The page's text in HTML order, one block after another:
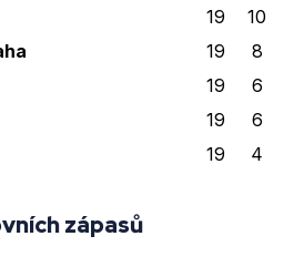
19 10
19 8
19 6
19 6
19 4
zápasů